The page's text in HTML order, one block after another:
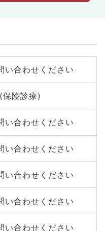
い合わせください
保険診療)
い合わせください
い合わせください
い合わせください
い合わせください
い合わせください